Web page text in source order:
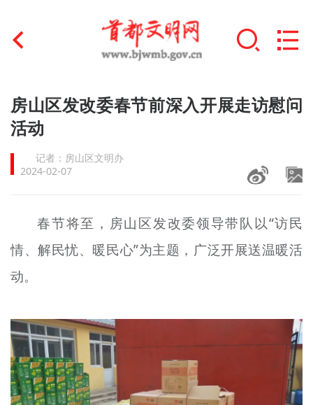
首页
文明创建
文明实践
未成年人思想道德建设
榜样人物
+
文明评论
北京宣传文化引导基金
宣传思想文化人才
房山区发改委春节前深入开展走访慰问
活动
记者：房山区文明办
2024-02-07
春节将至，房山区发改委领导带队以“访民
情、解民忧、暖民心”为主题，广泛开展送温暖活
动。